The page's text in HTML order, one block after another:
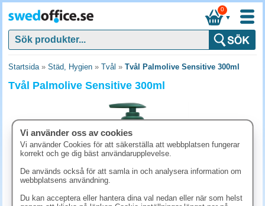
▼
0
Startsida» Städ, Hygien » Tvål » Tvål Palmolive Sensitive 300ml
Tvål Palmolive Sensitive 300ml
Vi använder oss av cookies
Vi använder Cookies för att säkerställa att webbplatsen fungerar
korrekt och ge dig bäst användarupplevelse.
De används också för att samla in och analysera information om
webbplatsens användning.
Du kan acceptera eller hantera dina val nedan eller när som helst